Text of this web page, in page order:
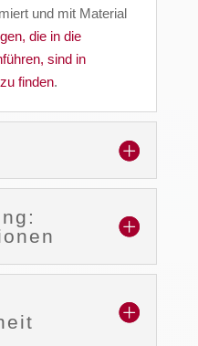
und mit Material
die in die
sind in
finden.